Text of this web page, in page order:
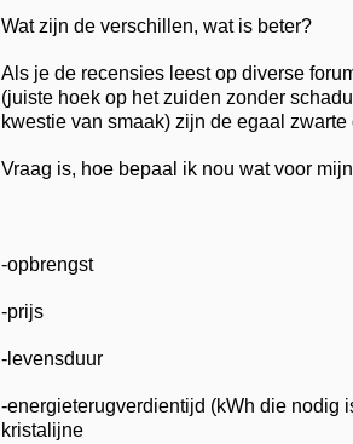
Wat zijn de verschillen, wat is beter?
Als je de recensies leest op diverse
(juiste hoek op het zuiden zonder
kwestie van smaak) zijn de egaal
Vraag is, hoe bepaal ik nou wat voor
-opbrengst
-prijs
-levensduur
-energieterugverdientijd (kWh die nodig
kristalijne